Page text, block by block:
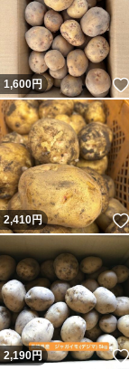
1,600円
2,410円
2,190円